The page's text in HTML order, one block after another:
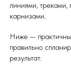
линиями,
карнизами.
Ниже —
правильно
результат.